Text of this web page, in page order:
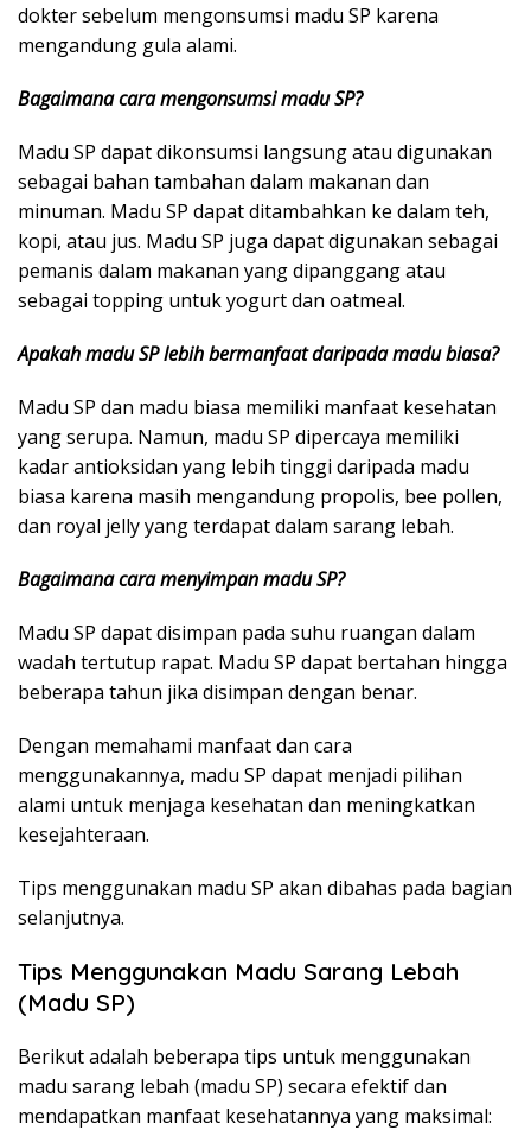
dokter sebelum mengonsumsi madu SP karena
mengandung gula alami.
Bagaimana cara mengonsumsi madu SP?
Madu SP dapat dikonsumsi langsung atau digunakan
sebagai bahan tambahan dalam makanan dan
minuman. Madu SP dapat ditambahkan ke dalam teh,
kopi, atau jus. Madu SP juga dapat digunakan sebagai
pemanis dalam makanan yang dipanggang atau
sebagai topping untuk yogurt dan oatmeal.
Apakah madu SP lebih bermanfaat daripada madu biasa?
Madu SP dan madu biasa memiliki manfaat kesehatan
yang serupa. Namun, madu SP dipercaya memiliki
kadar antioksidan yang lebih tinggi daripada madu
biasa karena masih mengandung propolis, bee pollen,
dan royal jelly yang terdapat dalam sarang lebah.
Bagaimana cara menyimpan madu SP?
Madu SP dapat disimpan pada suhu ruangan dalam
wadah tertutup rapat. Madu SP dapat bertahan hingga
beberapa tahun jika disimpan dengan benar.
Dengan memahami manfaat dan cara
menggunakannya, madu SP dapat menjadi pilihan
alami untuk menjaga kesehatan dan meningkatkan
kesejahteraan.
Tips menggunakan madu SP akan dibahas pada bagian
selanjutnya.
Tips Menggunakan Madu Sarang Lebah
(Madu SP)
Berikut adalah beberapa tips untuk menggunakan
madu sarang lebah (madu SP) secara efektif dan
mendapatkan manfaat kesehatannya yang maksimal: